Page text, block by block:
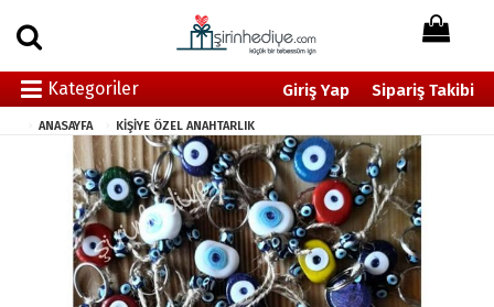
Kategoriler Giriş Yap Sipariş Takibi
ANASAYFA KİŞİYE ÖZEL ANAHTARLIK